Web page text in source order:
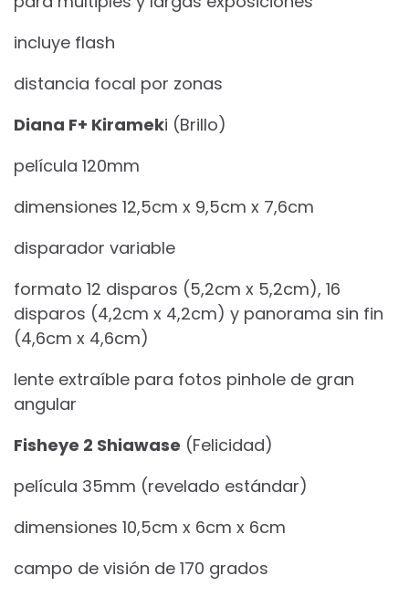
incluye flash
distancia focal por zonas
Diana F+ Kirameki (Brillo)
película 120mm
dimensiones 12,5cm x 9,5cm x 7,6cm
disparador variable
formato 12 disparos (5,2cm x 5,2cm), 16
disparos (4,2cm x 4,2cm) y panorama sin fin
(4,6cm x 4,6cm)
lente extraíble para fotos pinhole de gran
angular
Fisheye 2 Shiawase (Felicidad)
película 35mm (revelado estándar)
dimensiones 10,5cm x 6cm x 6cm
campo de visión de 170 grados